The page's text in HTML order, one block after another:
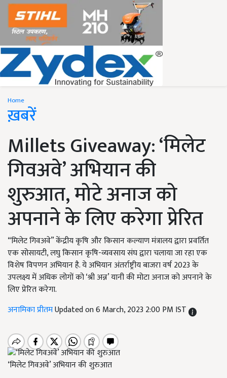
Home
ख़बरें
Millets Giveaway: ‘मिलेट
गिवअवे’ अभियान की
शुरुआत, मोटे अनाज को
अपनाने के लिए करेगा प्रेरित
“मिलेट गिवअवे” केंद्रीय कृषि और किसान कल्याण मंत्रालय द्वारा प्रवर्तित
एक सोसायटी, लघु किसान कृषि-व्यवसाय संघ द्वारा चलाया जा रहा एक
विशेष विपणन अभियान है. ये अभियान अंतर्राष्ट्रीय बाजरा वर्ष 2023 के
उपलक्ष्य में अधिक लोगों को ‘श्री अन्न’ यानी की मोटा अनाज को अपनाने के
लिए प्रेरित करेगा.
अनामिका प्रीतमUpdated on 6 March, 2023 2:00 PM IST
‘मिलेट गिवअवे’ अभियान की शुरुआत